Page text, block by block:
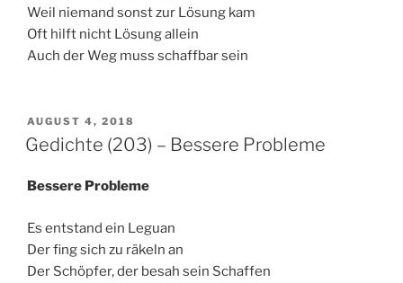
Weil niemand sonst zur Lösung kam
Oft hilft nicht Lösung allein
Auch der Weg muss schaffbar sein
VERÖFFENTLICHT
AM
AUGUST 4, 2018
Gedichte (203) – Bessere Probleme
Bessere Probleme
Es entstand ein Leguan
Der fing sich zu räkeln an
Der Schöpfer, der besah sein Schaffen